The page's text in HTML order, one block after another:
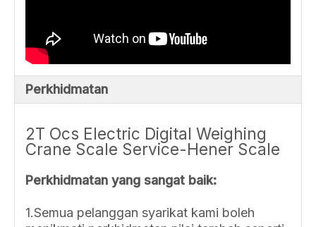
Perkhidmatan
2T Ocs Electric Digital Weighing
Crane Scale Service-Hener Scale
Perkhidmatan yang sangat baik:
1.Semua pelanggan syarikat kami boleh